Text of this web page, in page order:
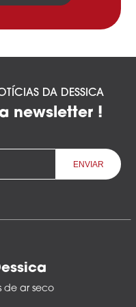
DA DESSICA
newsletter !
de ar seco